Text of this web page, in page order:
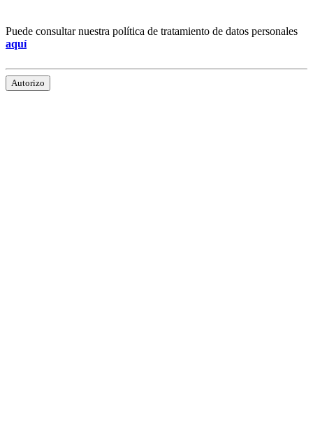
Puede consultar nuestra política de tratamiento de datos personales
aquí
Autorizo